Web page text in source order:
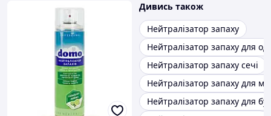
Дивись також
Нейтралізатор запаху
Нейтралізатор запаху для
Нейтралізатор запаху сечі
Нейтралізатор запаху для
Нейтралізатор запаху для